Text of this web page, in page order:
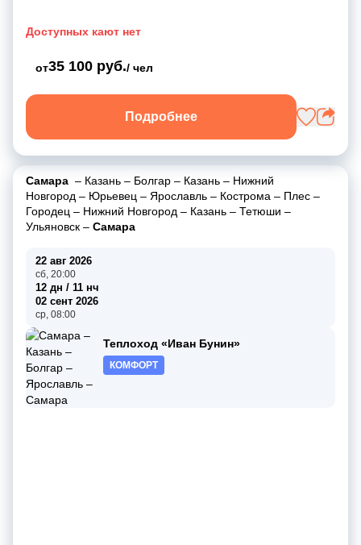
Доступных кают нет
от35 100 руб./ чел
Подробнее
Самара – Казань – Болгар – Казань – Нижний
Новгород – Юрьевец – Ярославль – Кострома – Плес –
Городец – Нижний Новгород – Казань – Тетюши –
Ульяновск – Самара
22 авг 2026
сб, 20:00
12 дн / 11 нч
02 сент 2026
ср, 08:00
Теплоход «Иван Бунин»
КОМФОРТ